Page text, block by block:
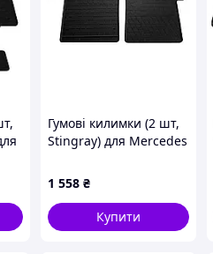
Гумові килимки (2 шт,
Stingray) для Mercedes
рр
1 558 ₴
Купити